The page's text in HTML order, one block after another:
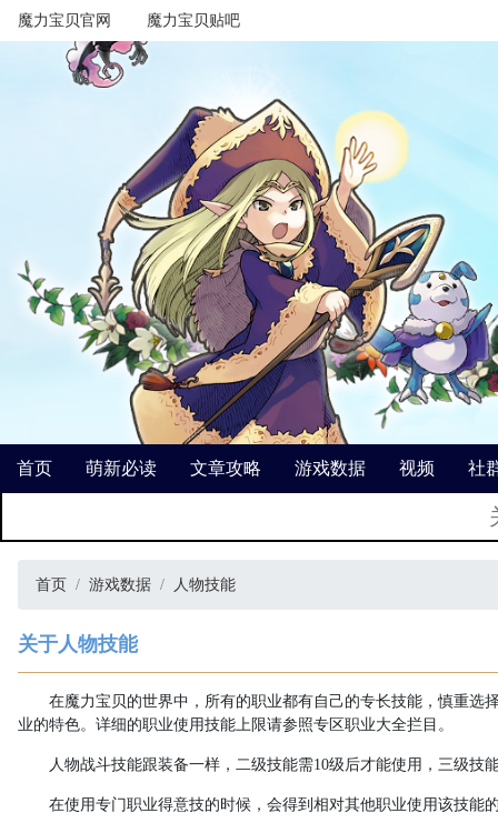
魔力宝贝官网 魔力宝贝贴吧
首页 萌新必读 文章攻略 游戏数据 视频 社
首页 游戏数据 人物技能
关于人物技能
在魔力宝贝的世界中，所有的职业都有自己的专长技能，慎重选
业的特色。详细的职业使用技能上限请参照专区职业大全拦目。
人物战斗技能跟装备一样，二级技能需10级后才能使用，三级技
在使用专门职业得意技的时候，会得到相对其他职业使用该技能